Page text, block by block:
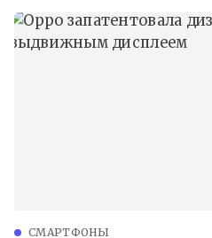
CМАРТФОНЫ